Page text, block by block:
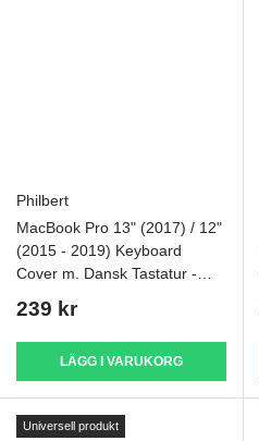
Philbert
MacBook Pro 13" (2017) / 12"
(2015 - 2019) Keyboard
Cover m. Dansk Tastatur -
Regnbåge
239 kr
LÄGG I VARUKORG
Universell produkt